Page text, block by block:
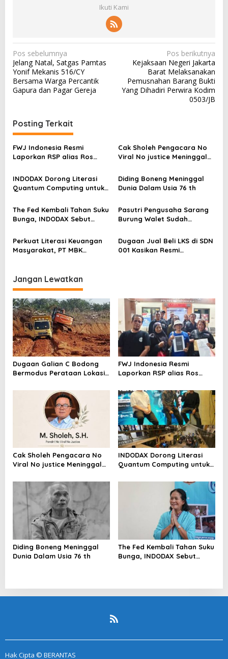
Ikuti Kami
N
a
v
i
a
s
i
o
s
Pos sebelumnya
Jelang Natal, Satgas Pamtas
Yonif Mekanis 516/CY
Bersama Warga Percantik
Gapura dan Pagar Gereja
Pos berikutnya
Kejaksaan Negeri Jakarta
Barat Melaksanakan
Pemusnahan Barang Bukti
Yang Dihadiri Perwira Kodim
0503/JB
Posting Terkait
FWJ Indonesia Resmi
Laporkan RSP alias Ros
Cak Sholeh Pengacara No
Viral No justice Meninggal
INDODAX Dorong Literasi
Quantum Computing untuk
Blockchain
Diding Boneng Meninggal
Dunia Dalam Usia 76 th
The Fed Kembali Tahan Suku
Bunga, INDODAX Sebut
Sentimen Pasar
Pasutri Pengusaha Sarang
Burung Walet Sudah
Pelapor Desak Polda Jambi
Segera Lakukan Penahanan
Perkuat Literasi Keuangan
Masyarakat, PT MBK
Dugaan Jual Beli LKS di SDN
001 Kasikan Resmi
Jangan Lewatkan
Dugaan Galian C Bodong
Bermodus Perataan Lokasi
Riau Akan Tinjauan Lokasi
FWJ Indonesia Resmi
Laporkan RSP alias Ros
Cak Sholeh Pengacara No
Viral No justice Meninggal
INDODAX Dorong Literasi
Quantum Computing untuk
Blockchain
Diding Boneng Meninggal
Dunia Dalam Usia 76 th
The Fed Kembali Tahan Suku
Bunga, INDODAX Sebut
Hak Cipta © BERANTAS